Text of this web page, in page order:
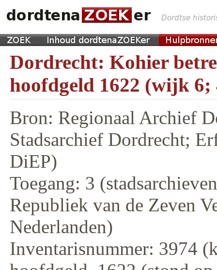
Dordrecht: Kohier
hoofdgeld 1622 (wijk 6;
Bron: Regionaal Archief
Stadsarchief Dordrecht;
DiEP)
Toegang: 3
Republiek van de Zeven
Nederlanden)
Inventarisnummer: 3974